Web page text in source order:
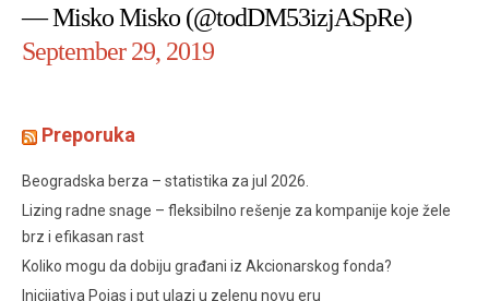
— Misko Misko (@todDM53izjASpRe)
September 29, 2019
Preporuka
Beogradska berza – statistika za jul 2026.
Lizing radne snage – fleksibilno rešenje za kompanije koje žele
brz i efikasan rast
Koliko mogu da dobiju građani iz Akcionarskog fonda?
Inicijativa Pojas i put ulazi u zelenu novu eru